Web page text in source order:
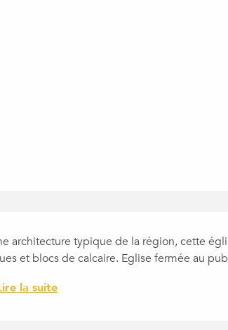
architecture typique de la région, cette
et blocs de calcaire. Eglise fermée au
la suite